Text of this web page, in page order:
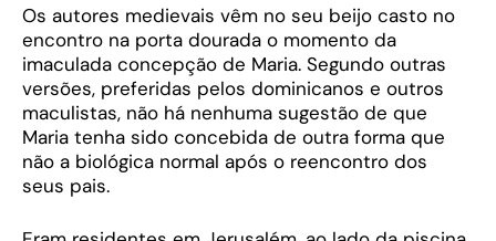
Os autores medievais vêm no seu beijo casto no
encontro na porta dourada o momento da
imaculada concepção de Maria. Segundo outras
versões, preferidas pelos dominicanos e outros
maculistas, não há nenhuma sugestão de que
Maria tenha sido concebida de outra forma que
não a biológica normal após o reencontro dos
seus pais.